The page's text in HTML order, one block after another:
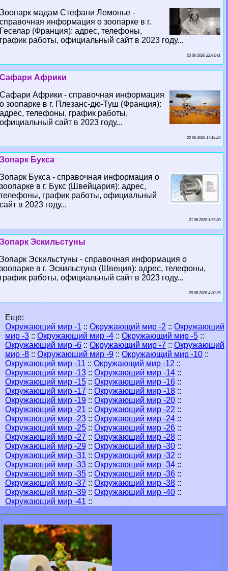
Зоопарк мадам Стефани Лемонье -
справочная информация о зоопарке в г.
Геселар (Франция): адрес, телефоны,
график работы, официальный сайт в 2023 году...
23 06 2026 22:43:41
Сафари Африки
Сафари Африки - справочная информация
о зоопарке в г. Плезанс-дю-Туш (Франция):
адрес, телефоны, график работы,
официальный сайт в 2023 году...
22 06 2026 17:16:23
Зопарк Букса
Зопарк Букса - справочная информация о
зоопарке в г. Букс (Швейцария): адрес,
телефоны, график работы, официальный
сайт в 2023 году...
21 06 2026 1:59:30
Зопарк Эскильстуны
Зопарк Эскильстуны - справочная информация о
зоопарке в г. Эскильстуна (Швеция): адрес, телефоны,
график работы, официальный сайт в 2023 году...
20 06 2026 4:30:25
Еще:
Окружающий мир -1 :: Окружающий мир -2 :: Окружающий
мир -3 :: Окружающий мир -4 :: Окружающий мир -5 ::
Окружающий мир -6 :: Окружающий мир -7 :: Окружающий
мир -8 :: Окружающий мир -9 :: Окружающий мир -10 ::
Окружающий мир -11 :: Окружающий мир -12 ::
Окружающий мир -13 :: Окружающий мир -14 ::
Окружающий мир -15 :: Окружающий мир -16 ::
Окружающий мир -17 :: Окружающий мир -18 ::
Окружающий мир -19 :: Окружающий мир -20 ::
Окружающий мир -21 :: Окружающий мир -22 ::
Окружающий мир -23 :: Окружающий мир -24 ::
Окружающий мир -25 :: Окружающий мир -26 ::
Окружающий мир -27 :: Окружающий мир -28 ::
Окружающий мир -29 :: Окружающий мир -30 ::
Окружающий мир -31 :: Окружающий мир -32 ::
Окружающий мир -33 :: Окружающий мир -34 ::
Окружающий мир -35 :: Окружающий мир -36 ::
Окружающий мир -37 :: Окружающий мир -38 ::
Окружающий мир -39 :: Окружающий мир -40 ::
Окружающий мир -41 ::